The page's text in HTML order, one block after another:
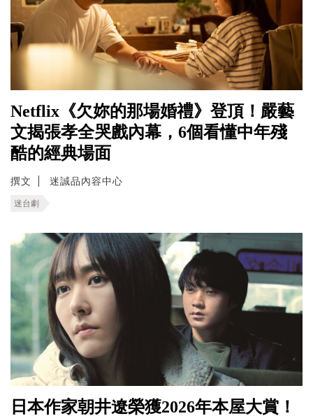
Netflix《欠妳的那場婚禮》登頂！嚴藝
文揭張孝全哭戲內幕，6個看懂中年殘
酷的經典場面
撰文 迷誠品內容中心
迷台劇
日本作家朝井遼榮獲2026年本屋大賞！